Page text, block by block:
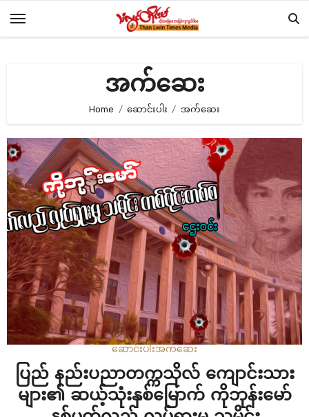
အက်ဆေး
Home ဆောင်းပါး အက်ဆေး
ဆောင်းပါးအက်ဆေး
ပြည် နည်းပညာတက္ကသိုလ် ကျောင်းသား
များ၏ ဆယ့်သုံးနှစ်မြောက် ကိုဘုန်းမော်